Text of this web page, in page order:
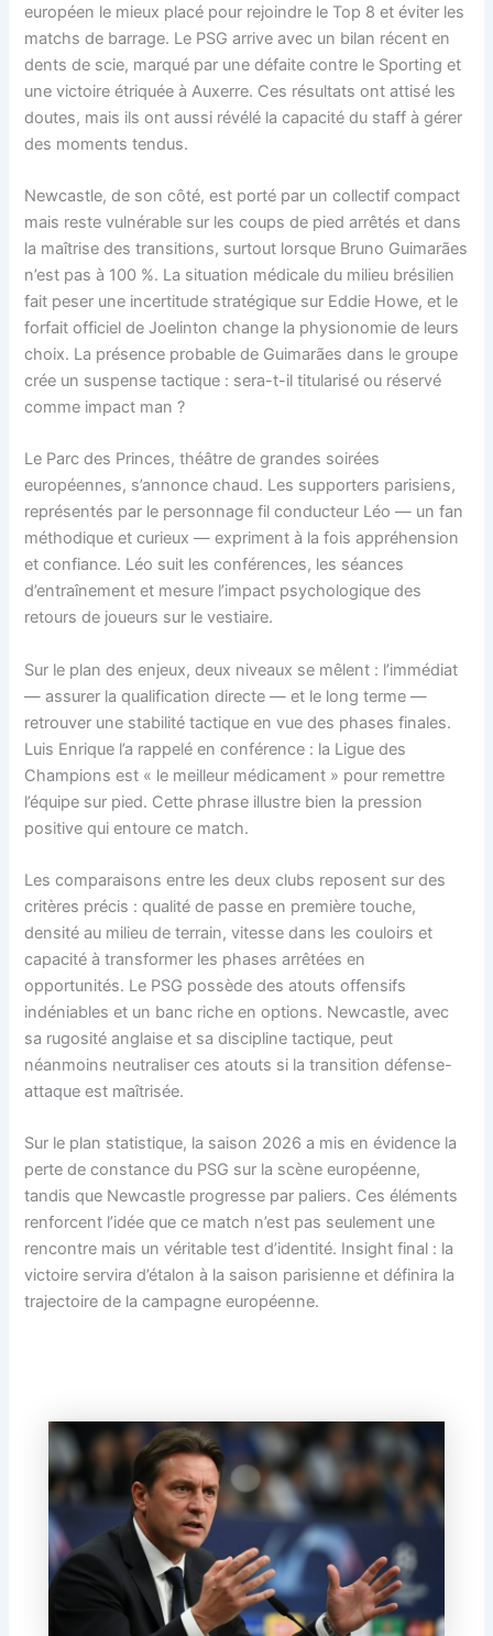
européen le mieux placé pour rejoindre le Top 8 et éviter les
matchs de barrage. Le PSG arrive avec un bilan récent en
dents de scie, marqué par une défaite contre le Sporting et
une victoire étriquée à Auxerre. Ces résultats ont attisé les
doutes, mais ils ont aussi révélé la capacité du staff à gérer
des moments tendus.
Newcastle, de son côté, est porté par un collectif compact
mais reste vulnérable sur les coups de pied arrêtés et dans
la maîtrise des transitions, surtout lorsque Bruno Guimarães
n’est pas à 100 %. La situation médicale du milieu brésilien
fait peser une incertitude stratégique sur Eddie Howe, et le
forfait officiel de Joelinton change la physionomie de leurs
choix. La présence probable de Guimarães dans le groupe
crée un suspense tactique : sera-t-il titularisé ou réservé
comme impact man ?
Le Parc des Princes, théâtre de grandes soirées
européennes, s’annonce chaud. Les supporters parisiens,
représentés par le personnage fil conducteur Léo — un fan
méthodique et curieux — expriment à la fois appréhension
et confiance. Léo suit les conférences, les séances
d’entraînement et mesure l’impact psychologique des
retours de joueurs sur le vestiaire.
Sur le plan des enjeux, deux niveaux se mêlent : l’immédiat
— assurer la qualification directe — et le long terme —
retrouver une stabilité tactique en vue des phases finales.
Luis Enrique l’a rappelé en conférence : la Ligue des
Champions est « le meilleur médicament » pour remettre
l’équipe sur pied. Cette phrase illustre bien la pression
positive qui entoure ce match.
Les comparaisons entre les deux clubs reposent sur des
critères précis : qualité de passe en première touche,
densité au milieu de terrain, vitesse dans les couloirs et
capacité à transformer les phases arrêtées en
opportunités. Le PSG possède des atouts offensifs
indéniables et un banc riche en options. Newcastle, avec
sa rugosité anglaise et sa discipline tactique, peut
néanmoins neutraliser ces atouts si la transition défense-
attaque est maîtrisée.
Sur le plan statistique, la saison 2026 a mis en évidence la
perte de constance du PSG sur la scène européenne,
tandis que Newcastle progresse par paliers. Ces éléments
renforcent l’idée que ce match n’est pas seulement une
rencontre mais un véritable test d’identité. Insight final : la
victoire servira d’étalon à la saison parisienne et définira la
trajectoire de la campagne européenne.